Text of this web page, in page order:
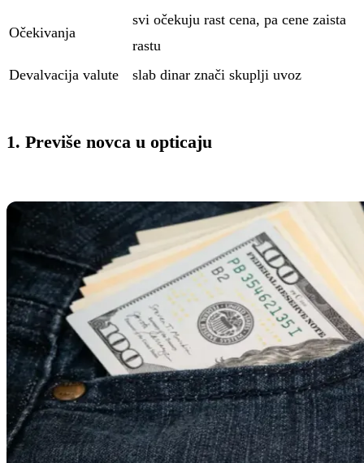
Očekivanja
svi očekuju rast cena, pa cene zaista
rastu
Devalvacija valute
slab dinar znači skuplji uvoz
1. Previše novca u opticaju